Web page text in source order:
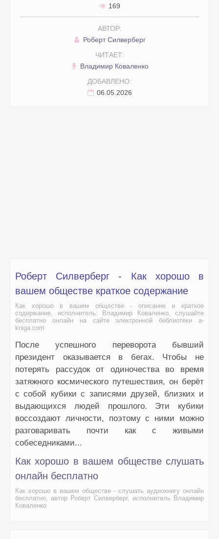
169
АВТОР:
Роберт Силверберг
ЧИТАЕТ:
Владимир Коваленко
ДОБАВЛЕНО:
06.05.2026
Роберт Силверберг - Как хорошо в
вашем обществе краткое содержание
Как хорошо в вашем обществе - описание и краткое
содержание, исполнитель: Владимир Коваленко, слушайте
бесплатно онлайн на сайте электронной библиотеки a-
kniga.com
После успешного переворота бывший
президент оказывается в бегах. Чтобы не
потерять рассудок от одиночества во время
затяжного космического путешествия, он берёт
с собой кубики с записями друзей, близких и
выдающихся людей прошлого. Эти кубики
воссоздают личности, поэтому с ними можно
разговаривать почти как с живыми
собеседниками...
Как хорошо в вашем обществе слушать
онлайн бесплатно
Как хорошо в вашем обществе - слушать аудиокнигу онлайн
бесплатно, автор Роберт Силверберг, исполнитель Владимир
Коваленко